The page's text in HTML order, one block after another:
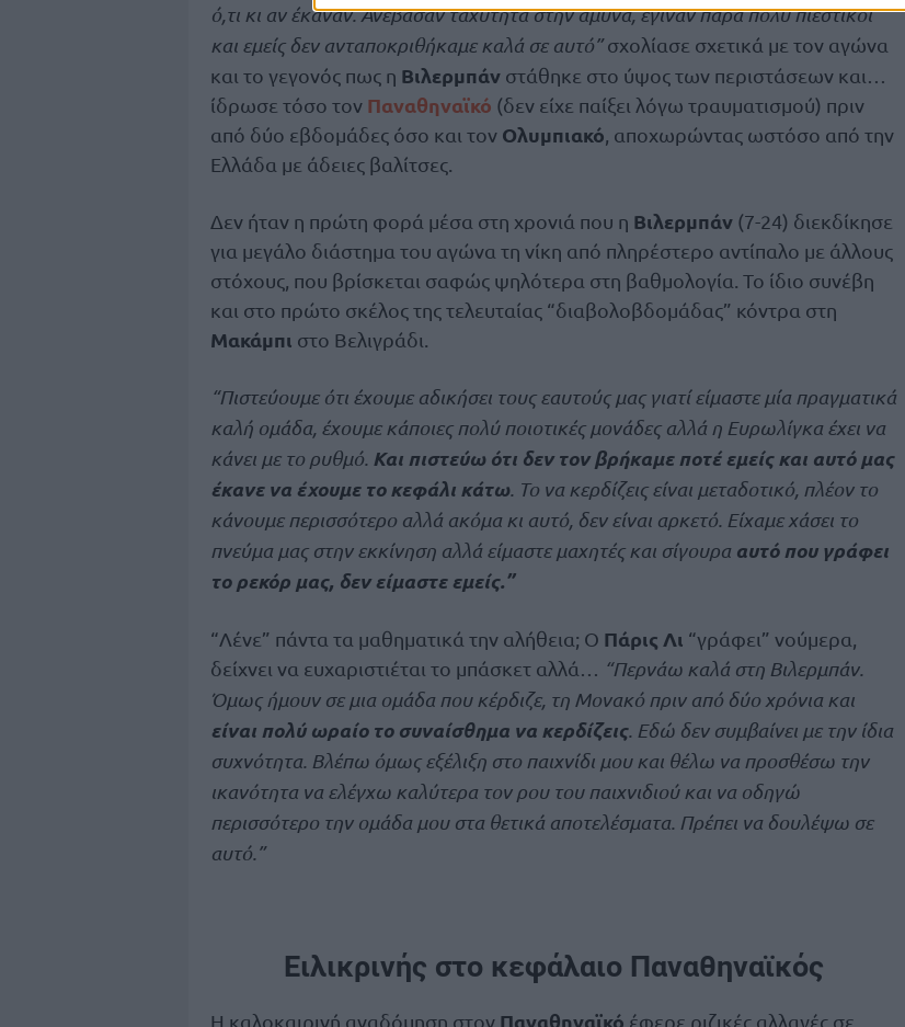
ό,τι κι αν έκαναν. Ανέβασαν ταχύτητα στην άμυνα, έγιναν πάρα πολύ πιεστικοί
και εμείς δεν ανταποκριθήκαμε καλά σε αυτό”σχολίασε σχετικά με τον αγώνα
και το γεγονός πως η Βιλερμπάν στάθηκε στο ύψος των περιστάσεων και…
ίδρωσε τόσο τον Παναθηναϊκό (δεν είχε παίξει λόγω τραυματισμού) πριν
από δύο εβδομάδες όσο και τον Ολυμπιακό , αποχωρώντας ωστόσο από την
Ελλάδα με άδειες βαλίτσες.
Δεν ήταν η πρώτη φορά μέσα στη χρονιά που η Βιλερμπάν (7-24) διεκδίκησε
για μεγάλο διάστημα του αγώνα τη νίκη από πληρέστερο αντίπαλο με άλλους
στόχους, που βρίσκεται σαφώς ψηλότερα στη βαθμολογία. Το ίδιο συνέβη
και στο πρώτο σκέλος της τελευταίας “διαβολοβδομάδας” κόντρα στη
Μακάμπι στο Βελιγράδι.
“Πιστεύουμε ότι έχουμε αδικήσει τους εαυτούς μας γιατί είμαστε μία πραγματικά
καλή ομάδα, έχουμε κάποιες πολύ ποιοτικές μονάδες αλλά η Ευρωλίγκα έχει να
κάνει με το ρυθμό. Και πιστεύω ότι δεν τον βρήκαμε ποτέ εμείς και αυτό μας
έκανε να έχουμε το κεφάλι κάτω. Το να κερδίζεις είναι μεταδοτικό, πλέον το
κάνουμε περισσότερο αλλά ακόμα κι αυτό, δεν είναι αρκετό. Είχαμε χάσει το
πνεύμα μας στην εκκίνηση αλλά είμαστε μαχητές και σίγουρα αυτό που γράφει
το ρεκόρ μας, δεν είμαστε εμείς.”
“Λένε” πάντα τα μαθηματικά την αλήθεια; Ο Πάρις Λι “γράφει” νούμερα,
δείχνει να ευχαριστιέται το μπάσκετ αλλά…
“Περνάω καλά στη Βιλερμπάν.
Όμως ήμουν σε μια ομάδα που κέρδιζε, τη Μονακό πριν από δύο χρόνια και
είναι πολύ ωραίο το συναίσθημα να κερδίζεις. Εδώ δεν συμβαίνει με την ίδια
συχνότητα. Βλέπω όμως εξέλιξη στο παιχνίδι μου και θέλω να προσθέσω την
ικανότητα να ελέγχω καλύτερα τον ρου του παιχνιδιού και να οδηγώ
περισσότερο την ομάδα μου στα θετικά αποτελέσματα. Πρέπει να δουλέψω σε
αυτό.”
Ειλικρινής στο κεφάλαιο Παναθηναϊκός
Η καλοκαιρινή αναδόμηση στον Παναθηναϊκό έφερε ριζικές αλλαγές σε